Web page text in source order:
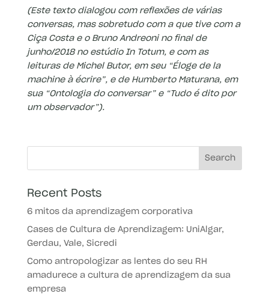
(Este texto dialogou com reflexões de várias
conversas, mas sobretudo com a que tive com a
Ciça Costa e o Bruno Andreoni no final de
junho/2018 no estúdio In Totum, e com as
leituras de Michel Butor, em seu “Éloge de la
machine à écrire”, e de Humberto Maturana, em
sua “Ontologia do conversar” e “Tudo é dito por
um observador”).
Recent Posts
6 mitos da aprendizagem corporativa
Cases de Cultura de Aprendizagem: UniAlgar,
Gerdau, Vale, Sicredi
Como antropologizar as lentes do seu RH
amadurece a cultura de aprendizagem da sua
empresa